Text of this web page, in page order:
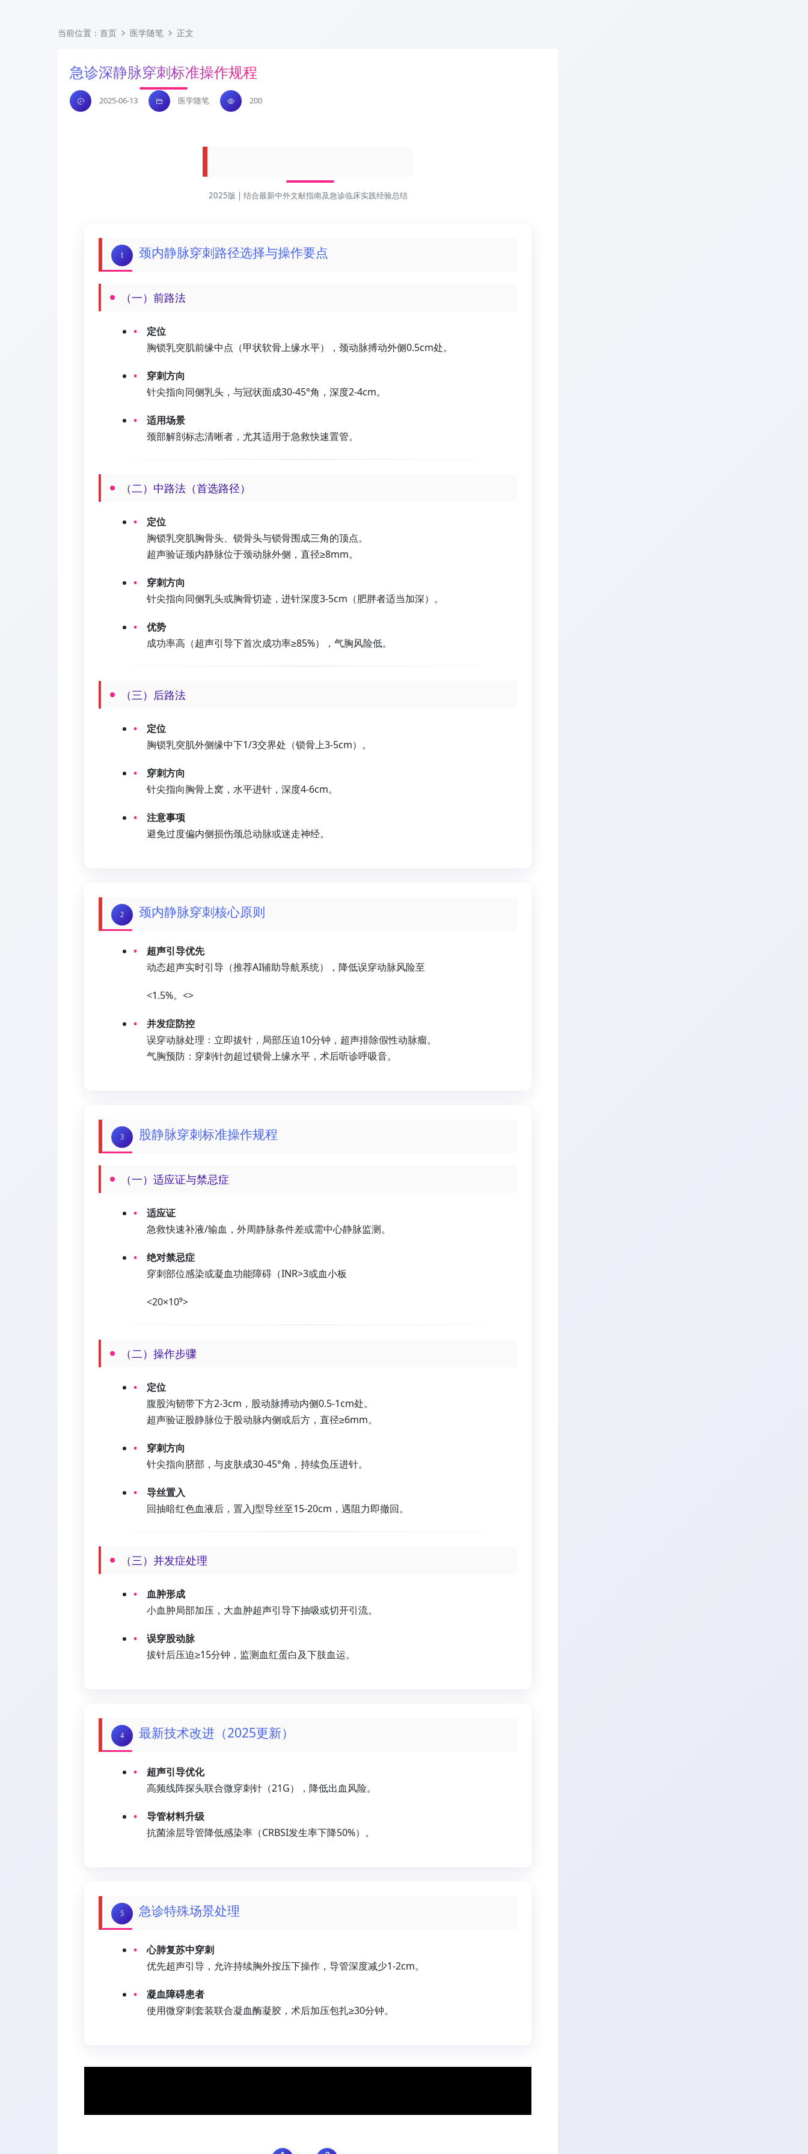
当前位置： 首页 医学随笔 正文
急诊深静脉穿刺标准操作规程
2025-06-13 医学随笔 200
2025版 | 结合最新中外文献指南及急诊临床实践经验总结
1 颈内静脉穿刺路径选择与操作要点
（一）前路法
定位
胸锁乳突肌前缘中点（甲状软骨上缘水平），颈动脉搏动外侧0.5cm处。
穿刺方向
针尖指向同侧乳头，与冠状面成30-45°角，深度2-4cm。
适用场景
颈部解剖标志清晰者，尤其适用于急救快速置管。
（二）中路法（首选路径）
定位
胸锁乳突肌胸骨头、锁骨头与锁骨围成三角的顶点。
超声验证颈内静脉位于颈动脉外侧，直径≥8mm。
穿刺方向
针尖指向同侧乳头或胸骨切迹，进针深度3-5cm（肥胖者适当加深）。
优势
成功率高（超声引导下首次成功率≥85%），气胸风险低。
（三）后路法
定位
胸锁乳突肌外侧缘中下1/3交界处（锁骨上3-5cm）。
穿刺方向
针尖指向胸骨上窝，水平进针，深度4-6cm。
注意事项
避免过度偏内侧损伤颈总动脉或迷走神经。
2 颈内静脉穿刺核心原则
超声引导优先
动态超声实时引导（推荐AI辅助导航系统），降低误穿动脉风险至
<1.5%。<>
并发症防控
误穿动脉处理：立即拔针，局部压迫10分钟，超声排除假性动脉瘤。
气胸预防：穿刺针勿超过锁骨上缘水平，术后听诊呼吸音。
3 股静脉穿刺标准操作规程
（一）适应证与禁忌症
适应证
急救快速补液/输血，外周静脉条件差或需中心静脉监测。
绝对禁忌症
穿刺部位感染或凝血功能障碍（INR>3或血小板
<20×10⁹>
（二）操作步骤
定位
腹股沟韧带下方2-3cm，股动脉搏动内侧0.5-1cm处。
超声验证股静脉位于股动脉内侧或后方，直径≥6mm。
穿刺方向
针尖指向脐部，与皮肤成30-45°角，持续负压进针。
导丝置入
回抽暗红色血液后，置入J型导丝至15-20cm，遇阻力即撤回。
（三）并发症处理
血肿形成
小血肿局部加压，大血肿超声引导下抽吸或切开引流。
误穿股动脉
拔针后压迫≥15分钟，监测血红蛋白及下肢血运。
4 最新技术改进（2025更新）
超声引导优化
高频线阵探头联合微穿刺针（21G），降低出血风险。
导管材料升级
抗菌涂层导管降低感染率（CRBSI发生率下降50%）。
5 急诊特殊场景处理
心肺复苏中穿刺
优先超声引导，允许持续胸外按压下操作，导管深度减少1-2cm。
凝血障碍患者
使用微穿刺套装联合凝血酶凝胶，术后加压包扎≥30分钟。